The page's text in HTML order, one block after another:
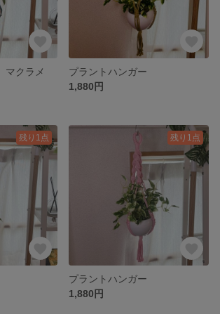
クラメ
プラントハンガー
1,880円
残り1点 残り1点
プラントハンガー
1,880円